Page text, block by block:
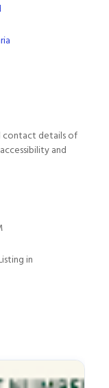
contact details of
and
in